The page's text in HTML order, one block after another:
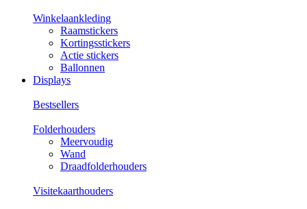
Winkelaankleding
Raamstickers
Kortingsstickers
Actie stickers
Ballonnen
Displays
Bestsellers
Folderhouders
Meervoudig
Wand
Draadfolderhouders
Visitekaarthouders